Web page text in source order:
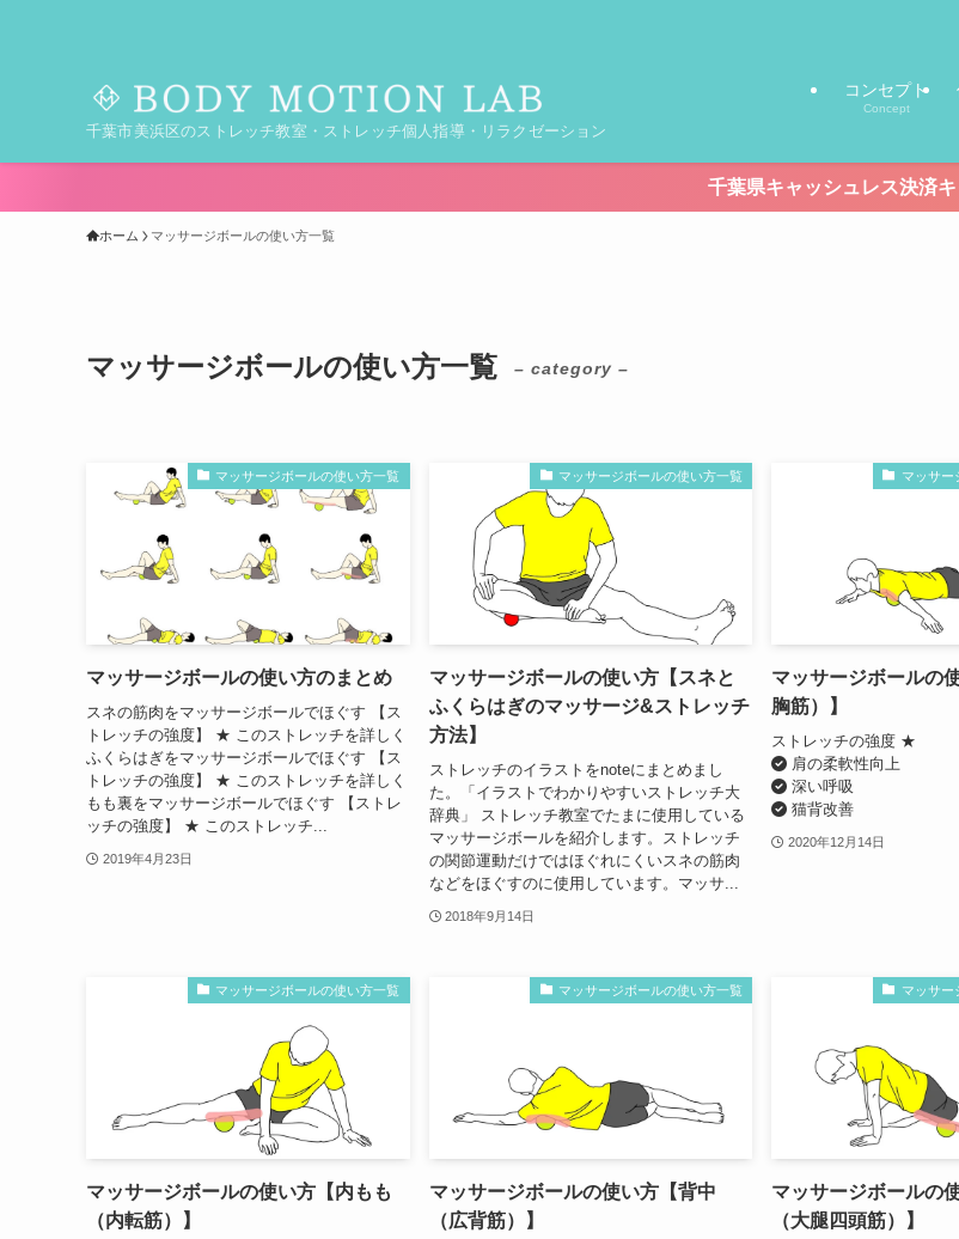
千葉市美浜区のストレッチ教室・ストレッチ個人指導・リラクゼーション
コンセプト
Concept
千葉県キャッシュレス決済キャンペーンが
ホーム マッサージボールの使い方一覧
マッサージボールの使い方一覧 – category –
マッサージボールの使い方一覧
マッサージボールの使い方のまとめ
スネの筋肉をマッサージボールでほぐす 【ス
トレッチの強度】 ★ このストレッチを詳しく
ふくらはぎをマッサージボールでほぐす 【ス
トレッチの強度】 ★ このストレッチを詳しく
もも裏をマッサージボールでほぐす 【ストレ
ッチの強度】 ★ このストレッチ...
2019年4月23日
マッサージボールの使い方一覧
マッサージボールの使い方【スネと
ふくらはぎのマッサージ&ストレッチ
方法】
ストレッチのイラストをnoteにまとめまし
た。「イラストでわかりやすいストレッチ大
辞典」 ストレッチ教室でたまに使用している
マッサージボールを紹介します。ストレッチ
の関節運動だけではほぐれにくいスネの筋肉
などをほぐすのに使用しています。マッサ...
2018年9月14日
マッサー
マッサージボールの
胸筋）】
ストレッチの強度 ★
肩の柔軟性向上
深い呼吸
猫背改善
2020年12月14日
マッサージボールの使い方一覧
マッサージボールの使い方【内もも
（内転筋）】
マッサージボールの使い方一覧
マッサージボールの使い方【背中
（広背筋）】
マッサー
マッサージボールの
（大腿四頭筋）】